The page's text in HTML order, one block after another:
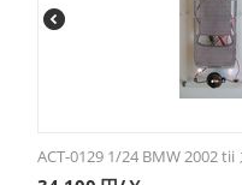
ACT-0129 1/24 BMW 2002